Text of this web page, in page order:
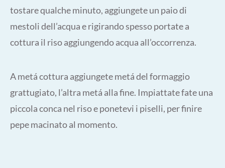
tostare qualche minuto, aggiungete un paio di
mestoli dell’acqua e rigirando spesso portate a
cottura il riso aggiungendo acqua all’occorrenza.
A metá cottura aggiungete metá del formaggio
grattugiato, l’altra metá alla fine. Impiattate fate una
piccola conca nel riso e ponetevi i piselli, per finire
pepe macinato al momento.